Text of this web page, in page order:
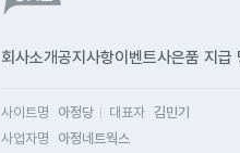
회사소개공지사항이벤트사은품 지급
사이트명 아정당 대표자 김민기
사업자명
아정네트웍스